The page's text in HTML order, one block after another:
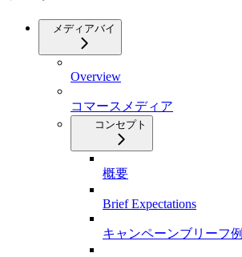
メディアバイ
Overview
コマースメディア
コンセプト
概要
Brief Expectations
キャンペーンブリーフ例